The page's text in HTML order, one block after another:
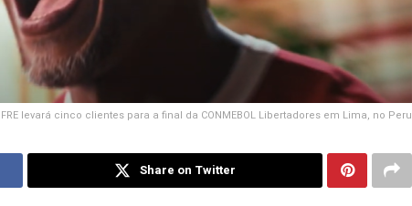
levará cinco clientes para a final da CONMEBOL Libertadores em Lima, no Peru
Share on Twitter